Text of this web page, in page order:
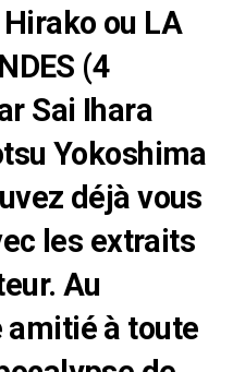
ou LA
(4
Sai Ihara
Yokoshima
déjà vous
les extraits
Au
amitié à toute